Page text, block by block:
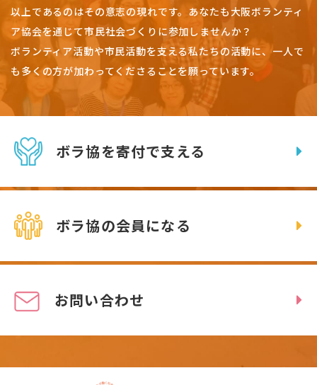
以上であるのはその意志の現れです。 あなたも大阪ボランティ
ア協会を通じて市民社会づくりに参加しませんか？
ボランティア活動や市民活動を支える私たちの活動に、一人で
も多くの方が加わってくださることを願っています。
ボラ協を寄付で支える
ボラ協の会員になる
お問い合わせ